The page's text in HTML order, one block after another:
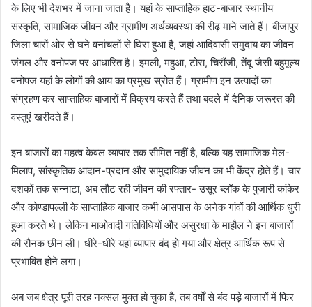
के लिए भी देशभर में जाना जाता है। यहां के साप्ताहिक हाट-बाजार स्थानीय
संस्कृति, सामाजिक जीवन और ग्रामीण अर्थव्यवस्था की रीढ़ माने जाते हैं। बीजापुर
जिला चारों ओर से घने वनांचलों से घिरा हुआ है, जहां आदिवासी समुदाय का जीवन
जंगल और वनोपज पर आधारित है। इमली, महुआ, टोरा, चिरौंजी, तेंदू जैसी बहुमूल्य
वनोपज यहां के लोगों की आय का प्रमुख स्रोत हैं। ग्रामीण इन उत्पादों का
संग्रहण कर साप्ताहिक बाजारों में विक्रय करते हैं तथा बदले में दैनिक जरूरत की
वस्तुएं खरीदते हैं।
इन बाजारों का महत्व केवल व्यापार तक सीमित नहीं है, बल्कि यह सामाजिक मेल-
मिलाप, सांस्कृतिक आदान-प्रदान और सामुदायिक जीवन का भी केंद्र होते हैं। चार
दशकों तक सन्नाटा, अब लौट रही जीवन की रफ्तार- उसूर ब्लॉक के पुजारी कांकेर
और कोण्डापल्ली के साप्ताहिक बाजार कभी आसपास के अनेक गांवों की आर्थिक धुरी
हुआ करते थे। लेकिन माओवादी गतिविधियों और असुरक्षा के माहौल ने इन बाजारों
की रौनक छीन ली। धीरे-धीरे यहां व्यापार बंद हो गया और क्षेत्र आर्थिक रूप से
प्रभावित होने लगा।
अब जब क्षेत्र पूरी तरह नक्सल मुक्त हो चुका है, तब वर्षों से बंद पड़े बाजारों में फिर